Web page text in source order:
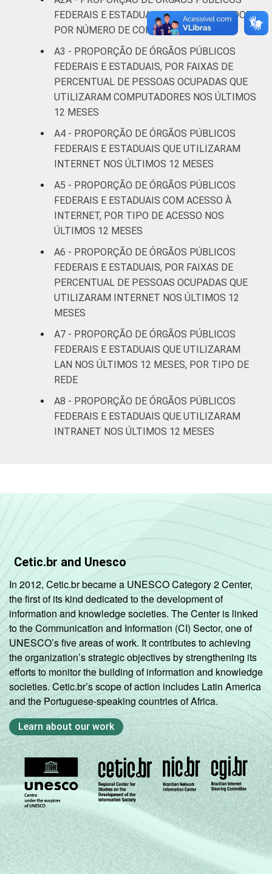
FEDERAIS E ESTADUAIS COM COMPUTADOR,
POR NÚMERO DE COMPUTADORES
A3 - PROPORÇÃO DE ÓRGÃOS PÚBLICOS
FEDERAIS E ESTADUAIS, POR FAIXAS DE
PERCENTUAL DE PESSOAS OCUPADAS QUE
UTILIZARAM COMPUTADORES NOS ÚLTIMOS
12 MESES
A4 - PROPORÇÃO DE ÓRGÃOS PÚBLICOS
FEDERAIS E ESTADUAIS QUE UTILIZARAM
INTERNET NOS ÚLTIMOS 12 MESES
A5 - PROPORÇÃO DE ÓRGÃOS PÚBLICOS
FEDERAIS E ESTADUAIS COM ACESSO À
INTERNET, POR TIPO DE ACESSO NOS
ÚLTIMOS 12 MESES
A6 - PROPORÇÃO DE ÓRGÃOS PÚBLICOS
FEDERAIS E ESTADUAIS, POR FAIXAS DE
PERCENTUAL DE PESSOAS OCUPADAS QUE
UTILIZARAM INTERNET NOS ÚLTIMOS 12
MESES
A7 - PROPORÇÃO DE ÓRGÃOS PÚBLICOS
FEDERAIS E ESTADUAIS QUE UTILIZARAM
LAN NOS ÚLTIMOS 12 MESES, POR TIPO DE
REDE
A8 - PROPORÇÃO DE ÓRGÃOS PÚBLICOS
FEDERAIS E ESTADUAIS QUE UTILIZARAM
INTRANET NOS ÚLTIMOS 12 MESES
Cetic.br and Unesco
In 2012, Cetic.br became a UNESCO Category 2 Center,
the first of its kind dedicated to the development of
information and knowledge societies. The Center is linked
to the Communication and Information (CI) Sector, one of
UNESCO’s five areas of work. It contributes to achieving
the organization’s strategic objectives by strengthening its
efforts to monitor the building of information and knowledge
societies. Cetic.br’s scope of action includes Latin America
and the Portuguese-speaking countries of Africa.
Learn about our work